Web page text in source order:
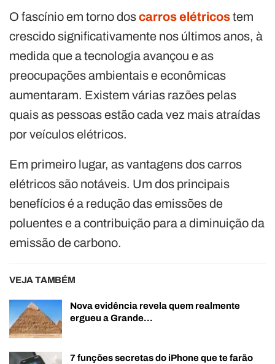
O fascínio em torno doscarros elétricostem
crescido significativamente nos últimos anos, à
medida que a tecnologia avançou e as
preocupações ambientais e econômicas
aumentaram. Existem várias razões pelas
quais as pessoas estão cada vez mais atraídas
por veículos elétricos.
Em primeiro lugar, as vantagens dos carros
elétricos são notáveis. Um dos principais
benefícios é a redução das emissões de
poluentes e a contribuição para a diminuição da
emissão de carbono.
VEJA TAMBÉM
Nova evidência revela quem realmente
ergueu a Grande…
7 funções secretas do iPhone que te farão